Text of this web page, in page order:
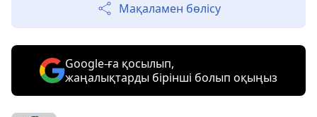
Мақаламен бөлісу
Google-ға қосылып,
жаңалықтарды бірінші болып оқыңыз